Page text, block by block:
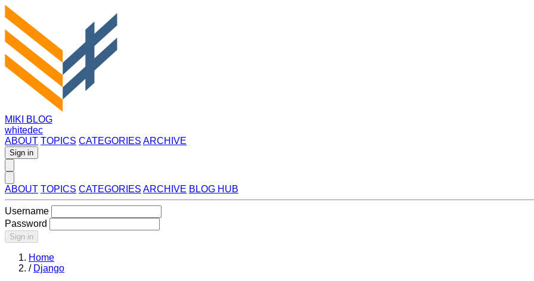
MIKI BLOG
whitedec
ABOUT TOPICS CATEGORIES ARCHIVE
Sign in
ABOUT TOPICS CATEGORIES ARCHIVE BLOG HUB
Username
Password
Sign in
Home
/ Django